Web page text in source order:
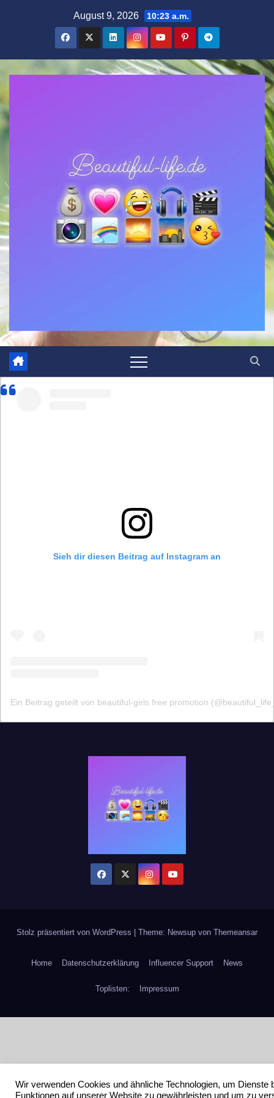
August 9, 2026 10:23 a.m.
Sieh dir diesen Beitrag auf Instagram an
Ein Beitrag geteilt von beautiful-girls free promotion
Stolz präsentiert von WordPress Theme: Newsup von Themeansar
Home Datenschutzerklärung Influencer Support News
Toplisten: Impressum
Wir verwenden Cookies und ähnliche Technologien, um Dienste
Funktionen auf unserer Website zu gewährleisten und um zu